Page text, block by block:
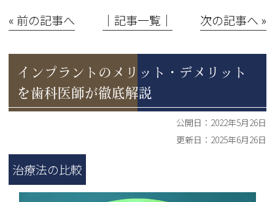
« 前の記事へ │記事一覧│ 次の記事へ »
インプラントのメリット・デメリット
を歯科医師が徹底解説
公開日： 2022年5月26日
更新日： 2025年6月26日
治療法の比較